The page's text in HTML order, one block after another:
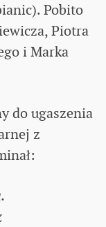
Pobito
Piotra
i Marka
do ugaszenia
z